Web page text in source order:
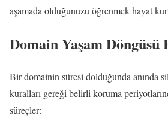
aşamada olduğunuzu öğrenmek hayat
Domain Yaşam
Bir domainin süresi dolduğunda anında
kuralları gereği belirli koruma
süreçler: